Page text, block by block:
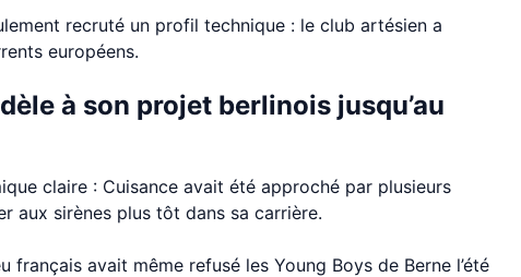
recruté un profil technique : le club artésien a
européens.
à son projet berlinois jusqu’au
claire : Cuisance avait été approché par plusieurs
aux sirènes plus tôt dans sa carrière.
français avait même refusé les Young Boys de Berne l’été